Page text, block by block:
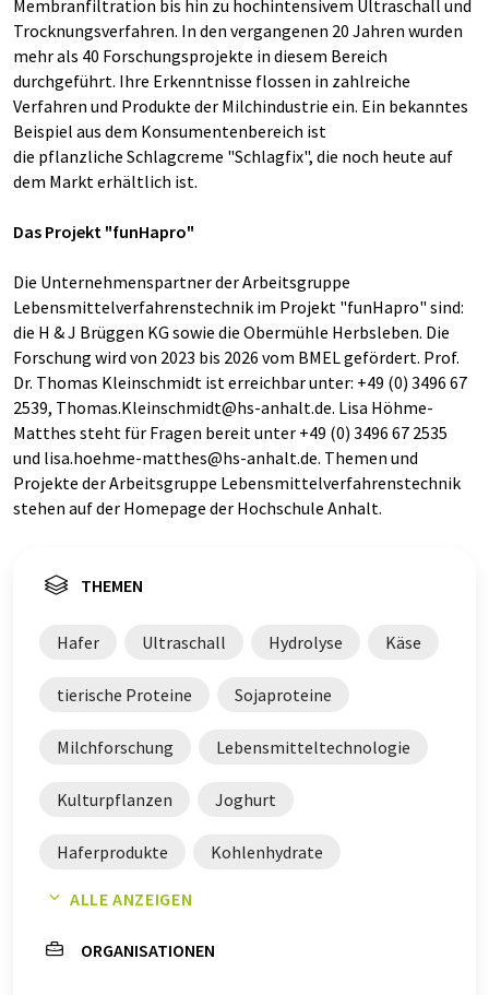
Membranfiltration bis hin zu hochintensivem Ultraschall und
Trocknungsverfahren. In den vergangenen 20 Jahren wurden
mehr als 40 Forschungsprojekte in diesem Bereich
durchgeführt. Ihre Erkenntnisse flossen in zahlreiche
Verfahren und Produkte der Milchindustrie ein. Ein bekanntes
Beispiel aus dem Konsumentenbereich ist
die pflanzliche Schlagcreme "Schlagfix", die noch heute auf
dem Markt erhältlich ist.
Das Projekt "funHapro"
Die Unternehmenspartner der Arbeitsgruppe
Lebensmittelverfahrenstechnik im Projekt "funHapro" sind:
die H & J Brüggen KG sowie die Obermühle Herbsleben. Die
Forschung wird von 2023 bis 2026 vom BMEL gefördert. Prof.
Dr. Thomas Kleinschmidt ist erreichbar unter: +49 (0) 3496 67
2539, Thomas.Kleinschmidt@hs-anhalt.de. Lisa Höhme-
Matthes steht für Fragen bereit unter +49 (0) 3496 67 2535
und lisa.hoehme-matthes@hs-anhalt.de. Themen und
Projekte der Arbeitsgruppe Lebensmittelverfahrenstechnik
stehen auf der Homepage der Hochschule Anhalt.
THEMEN
Hafer Ultraschall Hydrolyse Käse
tierische Proteine Sojaproteine
Milchforschung Lebensmitteltechnologie
Kulturpflanzen Joghurt
Haferprodukte Kohlenhydrate
Haferflocken
Haferdrinks Eiweiße
ALLE ANZEIGEN
ORGANISATIONEN